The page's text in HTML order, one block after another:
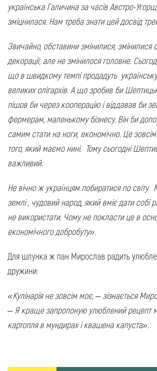
українська Галичина за часів Австро-
зміцнилася. Нам треба знати цей досвід
Звичайно, обставини змінилися, змінилися
декорації, але не змінилося головне.
що в швидкому темпі продадуть
великих олігархів. А що зробив би
пішов би через кооперацію і віддавав би
фермерам, маленькому бізнесу. Він би
самим стати на ноги, економічно. Це
того, який маємо нині. Тому сьогодні
важливий.
Не вічно ж українцям побиратися по
землі , чудовий народ, який вміє дати собі
не використати. Чому не покласти це в
економічного добробуту».
Для шлунка ж пан Мирослав радить
дружини:
«Кулінарія не зовсім моє, – зізнається
– Я краще запропоную улюблений рецепт
картопля в мундирах і квашена капуста».